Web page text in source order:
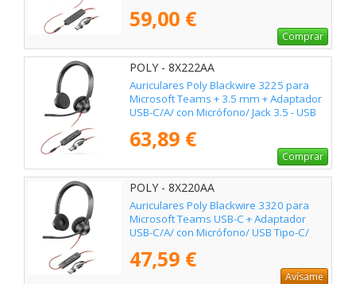
59,00 €
Comprar
POLY - 8X222AA
Auriculares Poly Blackwire 3225 para
Microsoft Teams + 3.5 mm + Adaptador
USB-C/A/ con Micrófono/ Jack 3.5 - USB
63,89 €
Comprar
POLY - 8X220AA
Auriculares Poly Blackwire 3320 para
Microsoft Teams USB-C + Adaptador
USB-C/A/ con Micrófono/ USB Tipo-C/
47,59 €
Avísame